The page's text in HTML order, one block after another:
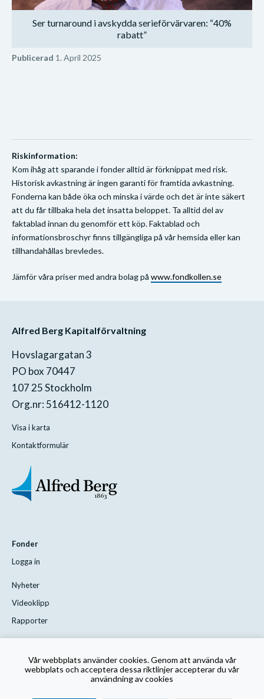
Ser turnaround i avskydda serieförvärvaren: “40%
rabatt”
Publicerad 1. April 2025
Riskinformation:
Kom ihåg att sparande i fonder alltid är förknippat med risk.
Historisk avkastning är ingen garanti för framtida avkastning.
Fonderna kan både öka och minska i värde och det är inte säkert
att du får tillbaka hela det insatta beloppet. Ta alltid del av
faktablad innan du genomför ett köp. Faktablad och
informationsbroschyr finns tillgängliga på vår hemsida eller kan
tillhandahållas brevledes.
Jämför våra priser med andra bolag på www.fondkollen.se
Alfred Berg Kapitalförvaltning
Hovslagargatan 3
PO box 70447
107 25 Stockholm
Org.nr: 516412-1120
Visa i karta
Kontaktformulär
Fonder
Logga in
Nyheter
Videoklipp
Rapporter
Kontakta oss
Vår webbplats använder cookies. Genom att använda vår
webbplats och acceptera dessa riktlinjer accepterar du vår
användning av cookies